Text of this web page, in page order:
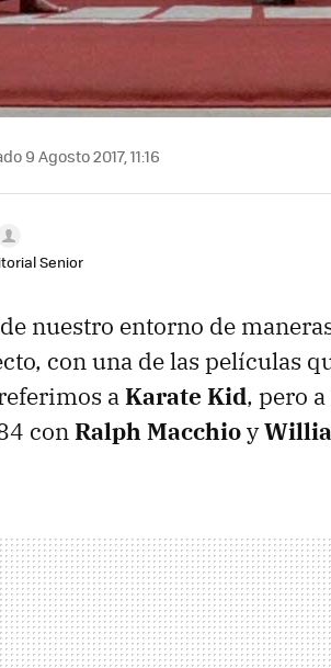
9 Agosto 2017, 11:16
Senior
nuestro entorno de
con una de las películas
aKarate Kid, pero
conRalph Macchioy